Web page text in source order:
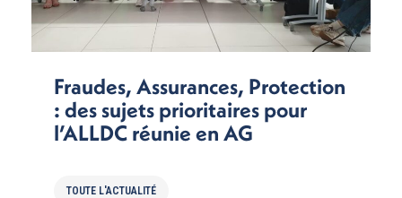
Fraudes, Assurances, Protection
: des sujets prioritaires pour
l’ALLDC réunie en AG
TOUTE L'ACTUALITÉ